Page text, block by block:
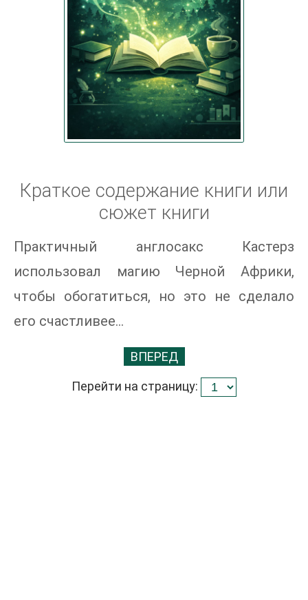
Краткое содержание книги или
сюжет книги
Практичный англосакс Кастерз
использовал магию Черной Африки,
чтобы обогатиться, но это не сделало
его счастливее…
ВПЕРЕД
Перейти на страницу: